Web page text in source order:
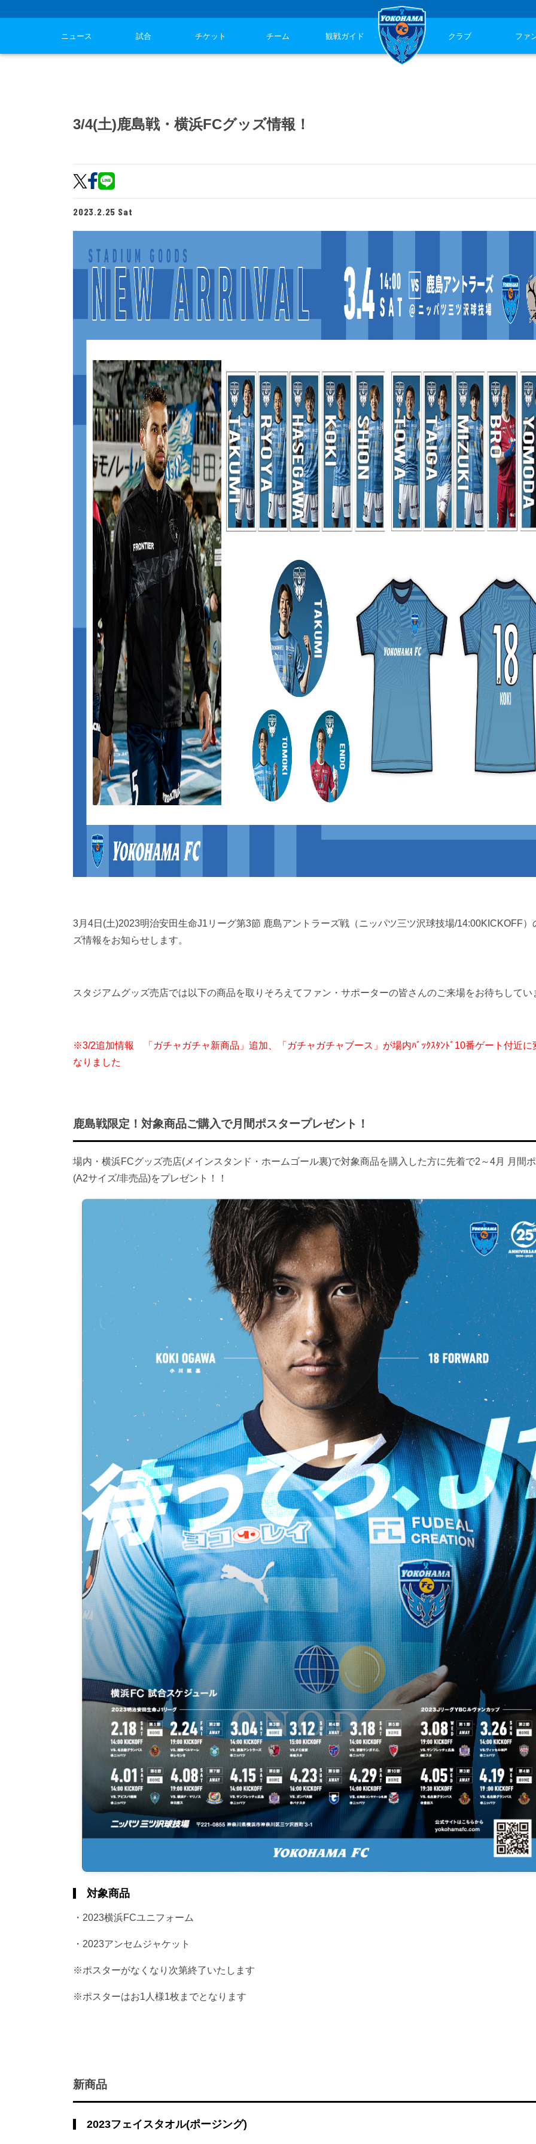
ニュース 試合 チケット チーム 観戦ガイド クラブ ファ
3/4(土)鹿島戦・横浜FCグッズ情報！
2023.2.25 Sat
3月4日(土)2023明治安田生命J1リーグ第3節 鹿島アントラーズ戦（ニッパツ三ツ沢球技場/14:00KICKOFF）
ズ情報をお知らせします。
スタジアムグッズ売店では以下の商品を取りそろえてファン・サポーターの皆さんのご来場をお待ちしてい
※3/2追加情報 「ガチャガチャ新商品」追加、「ガチャガチャブース」が場内ﾊﾞｯｸｽﾀﾝﾄﾞ10番ゲート付近に
なりました
鹿島戦限定！対象商品ご購入で月間ポスタープレゼント！
場内・横浜FCグッズ売店(メインスタンド・ホームゴール裏)で対象商品を購入した方に先着で2～4月 月間
(A2サイズ/非売品)をプレゼント！！
対象商品
・2023横浜FCユニフォーム
・2023アンセムジャケット
※ポスターがなくなり次第終了いたします
※ポスターはお1人様1枚までとなります
新商品
2023フェイスタオル(ポージング)